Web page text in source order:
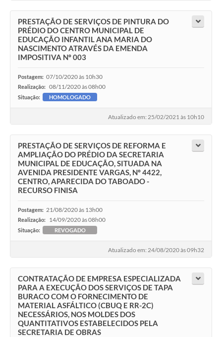
PRESTAÇÃO DE SERVIÇOS DE PINTURA DO
PRÉDIO DO CENTRO MUNICIPAL DE
EDUCAÇÃO INFANTIL ANA MARIA DO
NASCIMENTO ATRAVÉS DA EMENDA
IMPOSITIVA Nº 003
Postagem: 07/10/2020 às 10h30
Realização: 08/11/2020 às 08h00
Situação: HOMOLOGADO
Atualizado em: 25/02/2021 às 10h10
PRESTAÇÃO DE SERVIÇOS DE REFORMA E
AMPLIAÇÃO DO PRÉDIO DA SECRETARIA
MUNICIPAL DE EDUCAÇÃO, SITUADA NA
AVENIDA PRESIDENTE VARGAS, Nº 4422,
CENTRO, APARECIDA DO TABOADO -
RECURSO FINISA
Postagem: 21/08/2020 às 13h00
Realização: 14/09/2020 às 08h00
Situação: REVOGADO
Atualizado em: 24/08/2020 às 09h32
CONTRATAÇÃO DE EMPRESA ESPECIALIZADA
PARA A EXECUÇÃO DOS SERVIÇOS DE TAPA
BURACO COM O FORNECIMENTO DE
MATERIAL ASFÁLTICO (CBUQ E RR-2C)
NECESSÁRIOS, NOS MOLDES DOS
QUANTITATIVOS ESTABELECIDOS PELA
SECRETARIA DE OBRAS